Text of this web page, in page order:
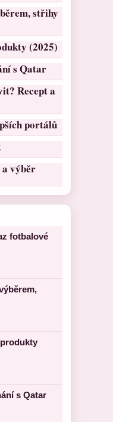
střihy
(2025)
s Qatar
Recept a
portálů
výběr
fotbalové
s Qatar